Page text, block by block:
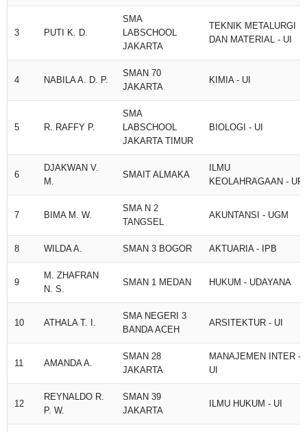
3 PUTI K. D.
SMA
LABSCHOOL
JAKARTA
TEKNIK METALURGI
DAN MATERIAL - UI
4 NABILA A. D. P.
SMAN 70
JAKARTA
KIMIA - UI
5 R. RAFFY P.
SMA
LABSCHOOL
JAKARTA TIMUR
BIOLOGI - UI
6
DJAKWAN V.
M.
SMAIT ALMAKA
ILMU
KEOLAHRAGAAN - UPI
7 BIMA M. W.
SMA N 2
TANGSEL
AKUNTANSI - UGM
8 WILDA A. SMAN 3 BOGOR AKTUARIA - IPB
9
M. ZHAFRAN
N. S.
SMAN 1 MEDAN HUKUM - UDAYANA
10 ATHALA T. I.
SMA NEGERI 3
BANDA ACEH
ARSITEKTUR - UI
11 AMANDA A.
SMAN 28
JAKARTA
MANAJEMEN INTER -
UI
12
REYNALDO R.
P. W.
SMAN 39
JAKARTA
ILMU HUKUM - UI